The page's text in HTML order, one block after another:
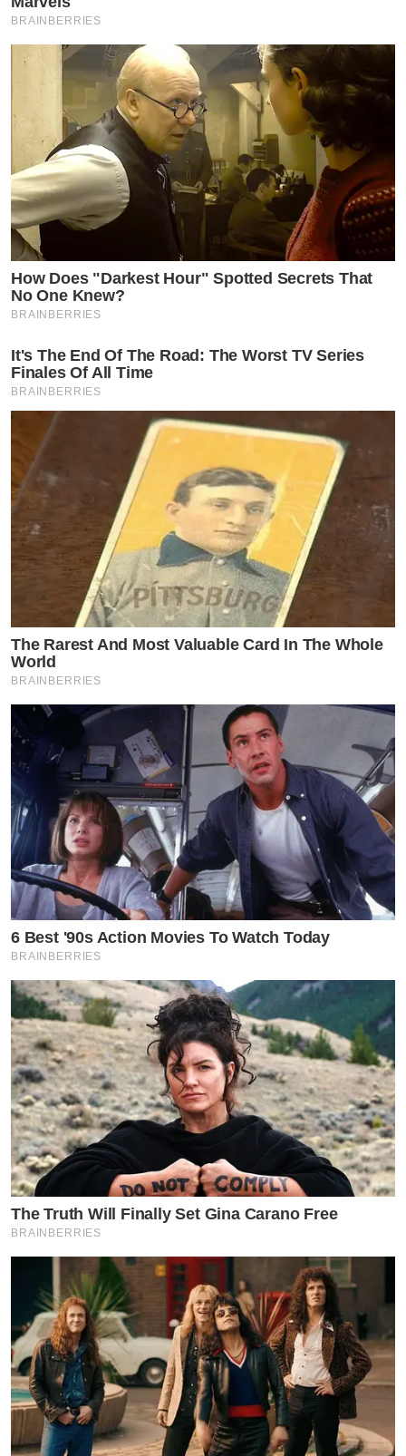
BRAINBERRIES
How Does "Darkest Hour" Spotted Secrets That
No One Knew?
BRAINBERRIES
It's The End Of The Road: The Worst TV Series
Finales Of All Time
BRAINBERRIES
The Rarest And Most Valuable Card In The Whole
World
BRAINBERRIES
6 Best '90s Action Movies To Watch Today
BRAINBERRIES
The Truth Will Finally Set Gina Carano Free
BRAINBERRIES